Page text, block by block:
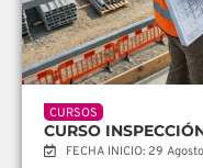
CURSOS
CURSO
FECHA INICIO: 29